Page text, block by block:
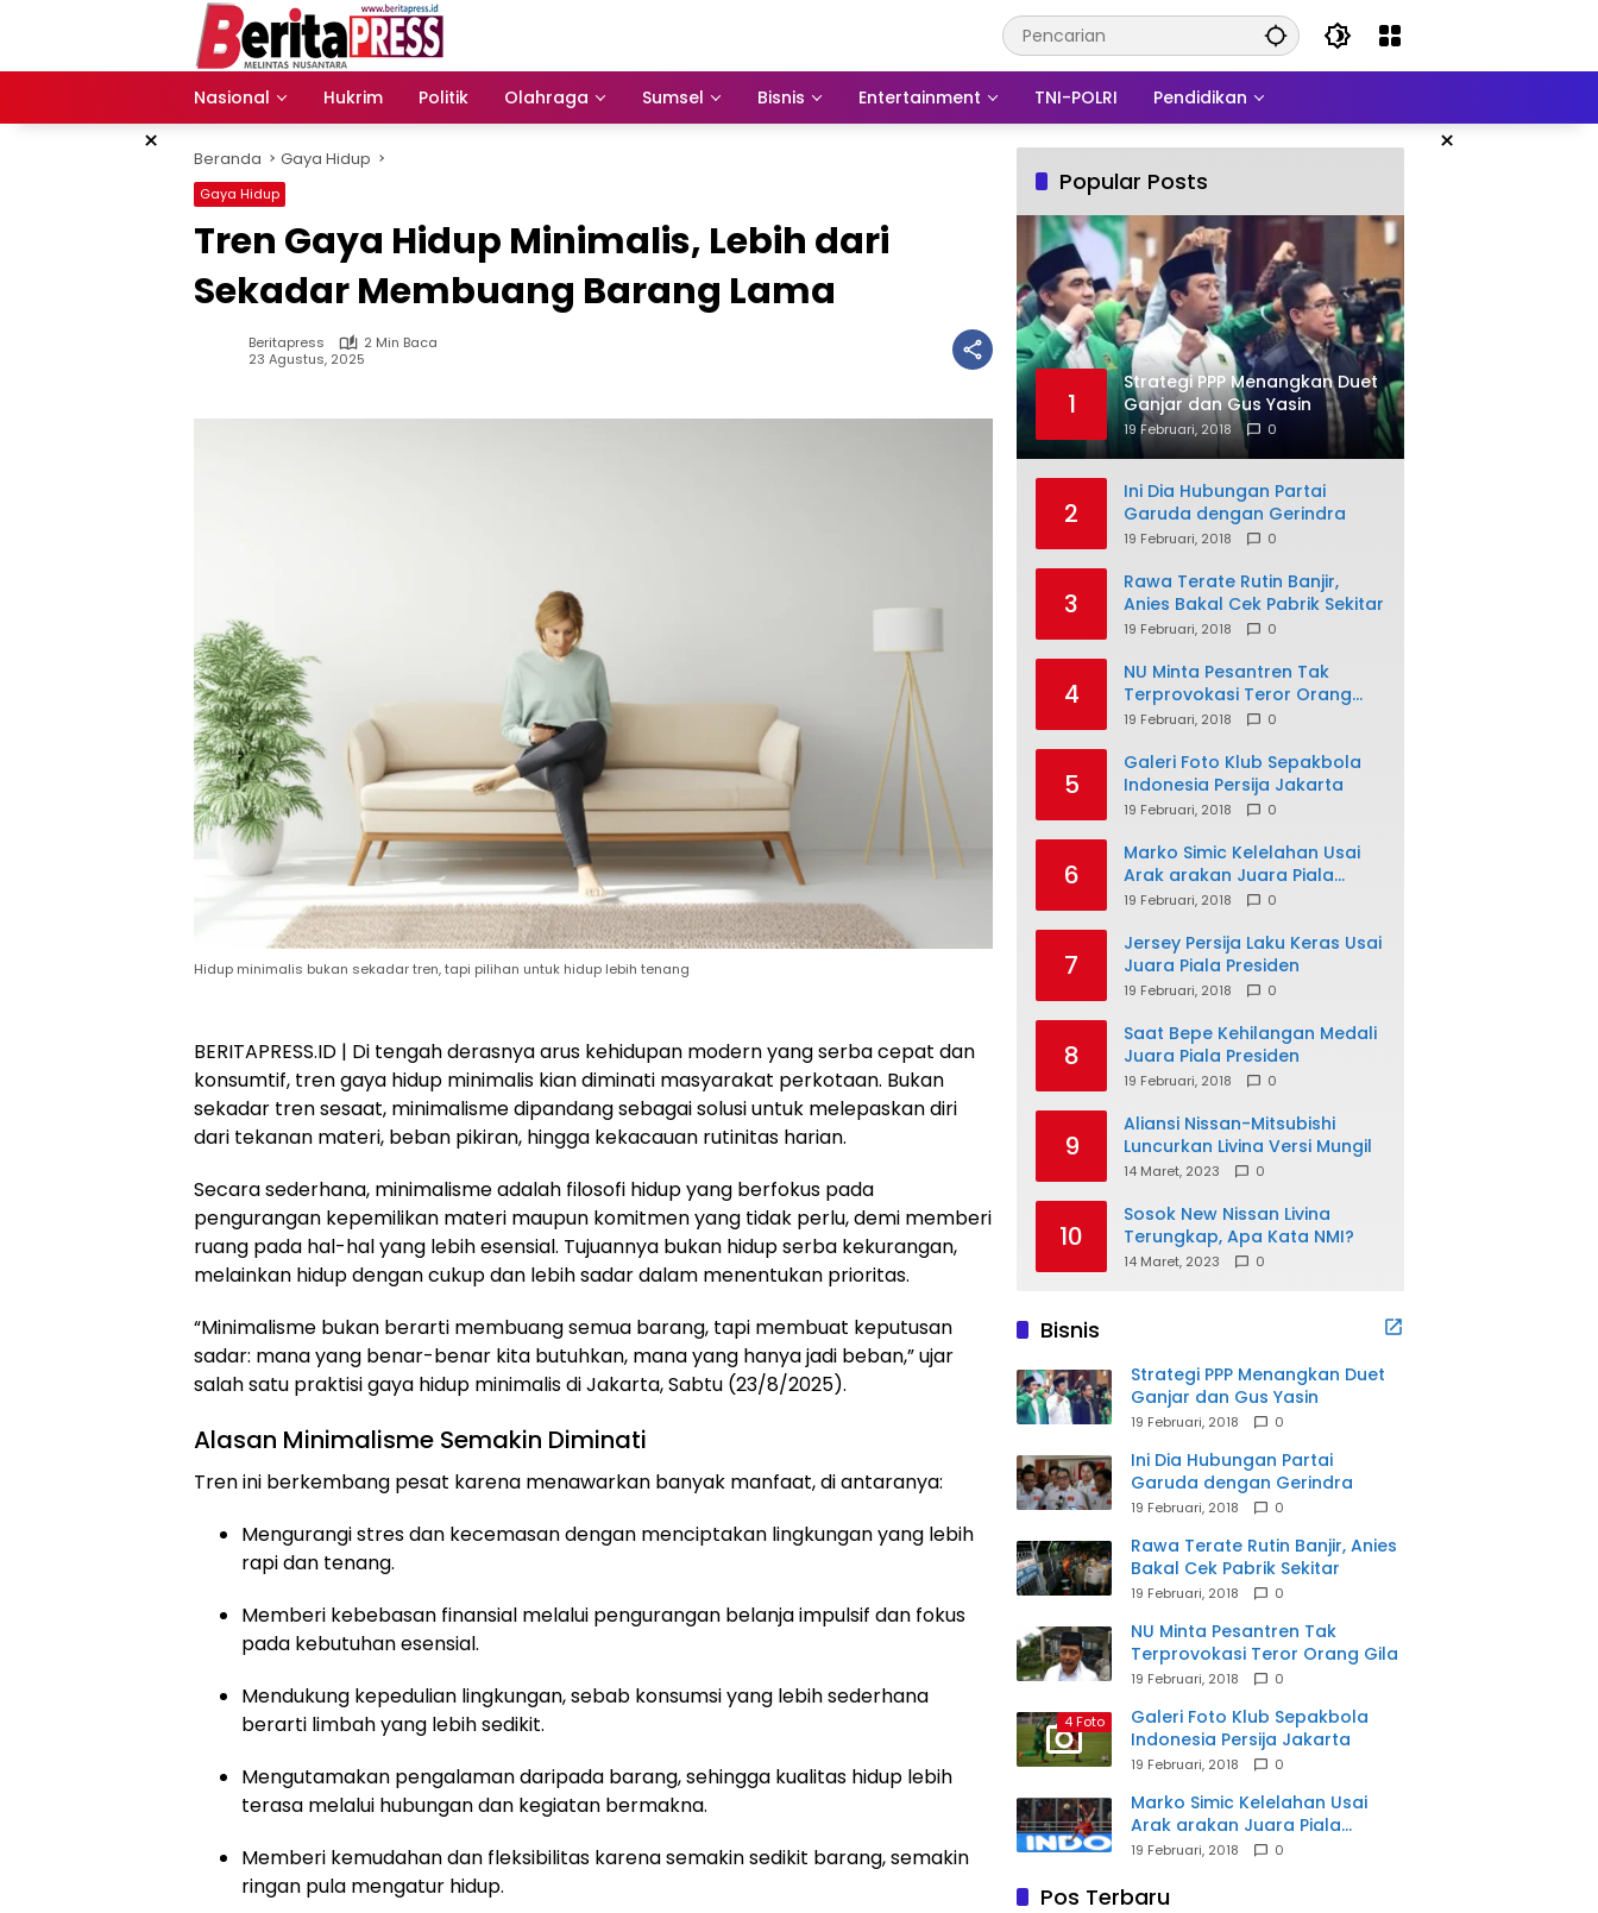
Nasional
Hukrim Politik Olahraga Sumsel Bisnis Entertainment TNI-POLRI Pendidikan
× ×
Beranda Gaya Hidup
Gaya Hidup
Tren Gaya Hidup Minimalis, Lebih dari
Sekadar Membuang Barang Lama
Beritapress
2 Min Baca
23 Agustus, 2025
Hidup minimalis bukan sekadar tren, tapi pilihan untuk hidup lebih tenang
BERITAPRESS.ID | Di tengah derasnya arus kehidupan modern yang serba cepat dan
konsumtif, tren gaya hidup minimalis kian diminati masyarakat perkotaan. Bukan
sekadar tren sesaat, minimalisme dipandang sebagai solusi untuk melepaskan diri
dari tekanan materi, beban pikiran, hingga kekacauan rutinitas harian.
Secara sederhana, minimalisme adalah filosofi hidup yang berfokus pada
pengurangan kepemilikan materi maupun komitmen yang tidak perlu, demi memberi
ruang pada hal-hal yang lebih esensial. Tujuannya bukan hidup serba kekurangan,
melainkan hidup dengan cukup dan lebih sadar dalam menentukan prioritas.
“Minimalisme bukan berarti membuang semua barang, tapi membuat keputusan
sadar: mana yang benar-benar kita butuhkan, mana yang hanya jadi beban,” ujar
salah satu praktisi gaya hidup minimalis di Jakarta, Sabtu (23/8/2025).
Alasan Minimalisme Semakin Diminati
Tren ini berkembang pesat karena menawarkan banyak manfaat, di antaranya:
Mengurangi stres dan kecemasan dengan menciptakan lingkungan yang lebih
rapi dan tenang.
Memberi kebebasan finansial melalui pengurangan belanja impulsif dan fokus
pada kebutuhan esensial.
Mendukung kepedulian lingkungan, sebab konsumsi yang lebih sederhana
berarti limbah yang lebih sedikit.
Mengutamakan pengalaman daripada barang, sehingga kualitas hidup lebih
terasa melalui hubungan dan kegiatan bermakna.
Memberi kemudahan dan fleksibilitas karena semakin sedikit barang, semakin
ringan pula mengatur hidup.
Popular Posts
1
Strategi PPP Menangkan Duet
Ganjar dan Gus Yasin
19 Februari, 2018 0
2
Ini Dia Hubungan Partai
Garuda dengan Gerindra
19 Februari, 2018 0
3
Rawa Terate Rutin Banjir,
Anies Bakal Cek Pabrik Sekitar
19 Februari, 2018 0
4
NU Minta Pesantren Tak
Terprovokasi Teror Orang
Gila
19 Februari, 2018 0
5
Galeri Foto Klub Sepakbola
Indonesia Persija Jakarta
19 Februari, 2018 0
6
Marko Simic Kelelahan Usai
Arak arakan Juara Piala
Presiden
19 Februari, 2018 0
7
Jersey Persija Laku Keras Usai
Juara Piala Presiden
19 Februari, 2018 0
8
Saat Bepe Kehilangan Medali
Juara Piala Presiden
19 Februari, 2018 0
9
Aliansi Nissan-Mitsubishi
Luncurkan Livina Versi Mungil
14 Maret, 2023 0
10
Sosok New Nissan Livina
Terungkap, Apa Kata NMI?
14 Maret, 2023 0
Bisnis
Strategi PPP Menangkan Duet
Ganjar dan Gus Yasin
19 Februari, 2018 0
Ini Dia Hubungan Partai
Garuda dengan Gerindra
19 Februari, 2018 0
Rawa Terate Rutin Banjir, Anies
Bakal Cek Pabrik Sekitar
19 Februari, 2018 0
NU Minta Pesantren Tak
Terprovokasi Teror Orang Gila
19 Februari, 2018 0
4 Foto
Galeri Foto Klub Sepakbola
Indonesia Persija Jakarta
19 Februari, 2018 0
Marko Simic Kelelahan Usai
Arak arakan Juara Piala
Presiden
19 Februari, 2018 0
Pos Terbaru